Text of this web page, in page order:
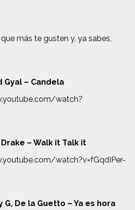
más te gusten y, ya sabes,
Gyal – Candela
watch?
– Walk it Talk it
watch?v=fGqdIPer-
G, De la Guetto – Ya es hora